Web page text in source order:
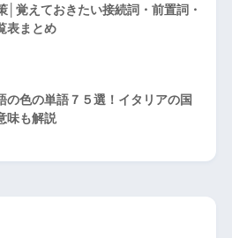
│覚えておきたい接続詞・前置詞・
表まとめ
の色の単語７５選！イタリアの国
味も解説